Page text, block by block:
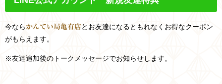
今なら かんてい局亀有店 とお友達になるともれなくお得なクーポン
がもらえます。
※友達追加後のトークメッセージでお知らせします。